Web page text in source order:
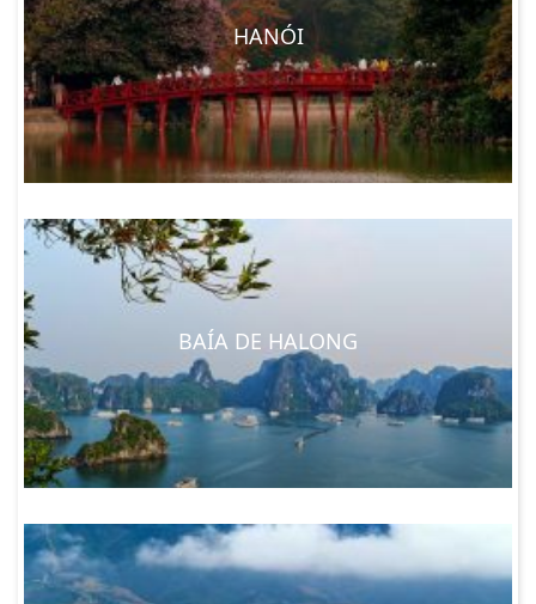
HANÓI
BAÍA DE HALONG